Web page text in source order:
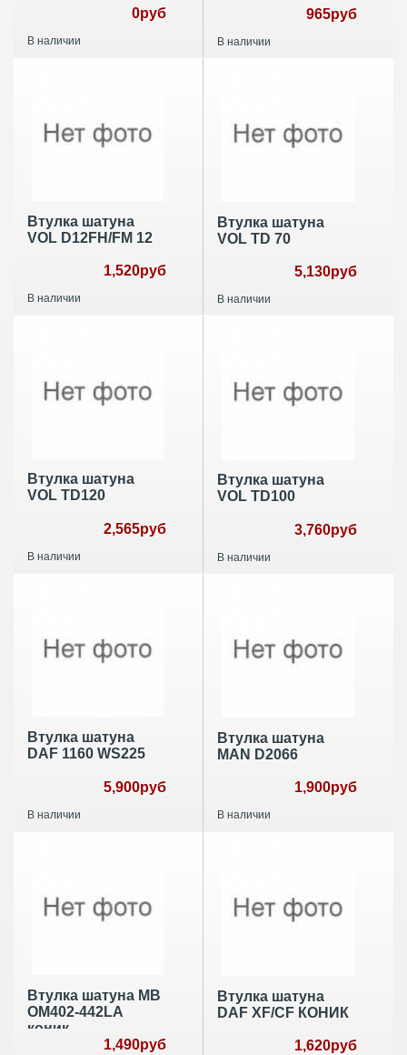
0руб
В наличии
965руб
В наличии
Втулка шатуна
VOL D12FH/FM 12
1,520руб
В наличии
Втулка шатуна
VOL TD 70
5,130руб
В наличии
Втулка шатуна
VOL TD120
2,565руб
В наличии
Втулка шатуна
VOL TD100
3,760руб
В наличии
Втулка шатуна
DAF 1160 WS225
5,900руб
В наличии
Втулка шатуна
MAN D2066
1,900руб
В наличии
Втулка шатуна MB
OM402-442LA
коник
1,490руб
Втулка шатуна
DAF XF/CF КОНИК
1,620руб